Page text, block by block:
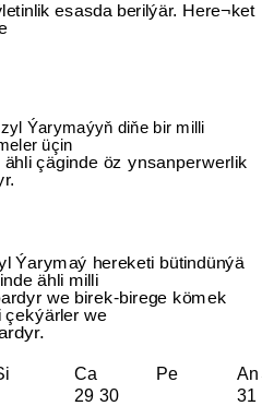
esasda berilýär. Here¬ket
Ýarymaýyň diňe bir milli
üçin
çäginde öz ynsanperwerlik
Ýarymaý hereketi bütindünýä
ähli milli
we birek-birege kömek
çekýärler we
Ca Pe An
29 30 31